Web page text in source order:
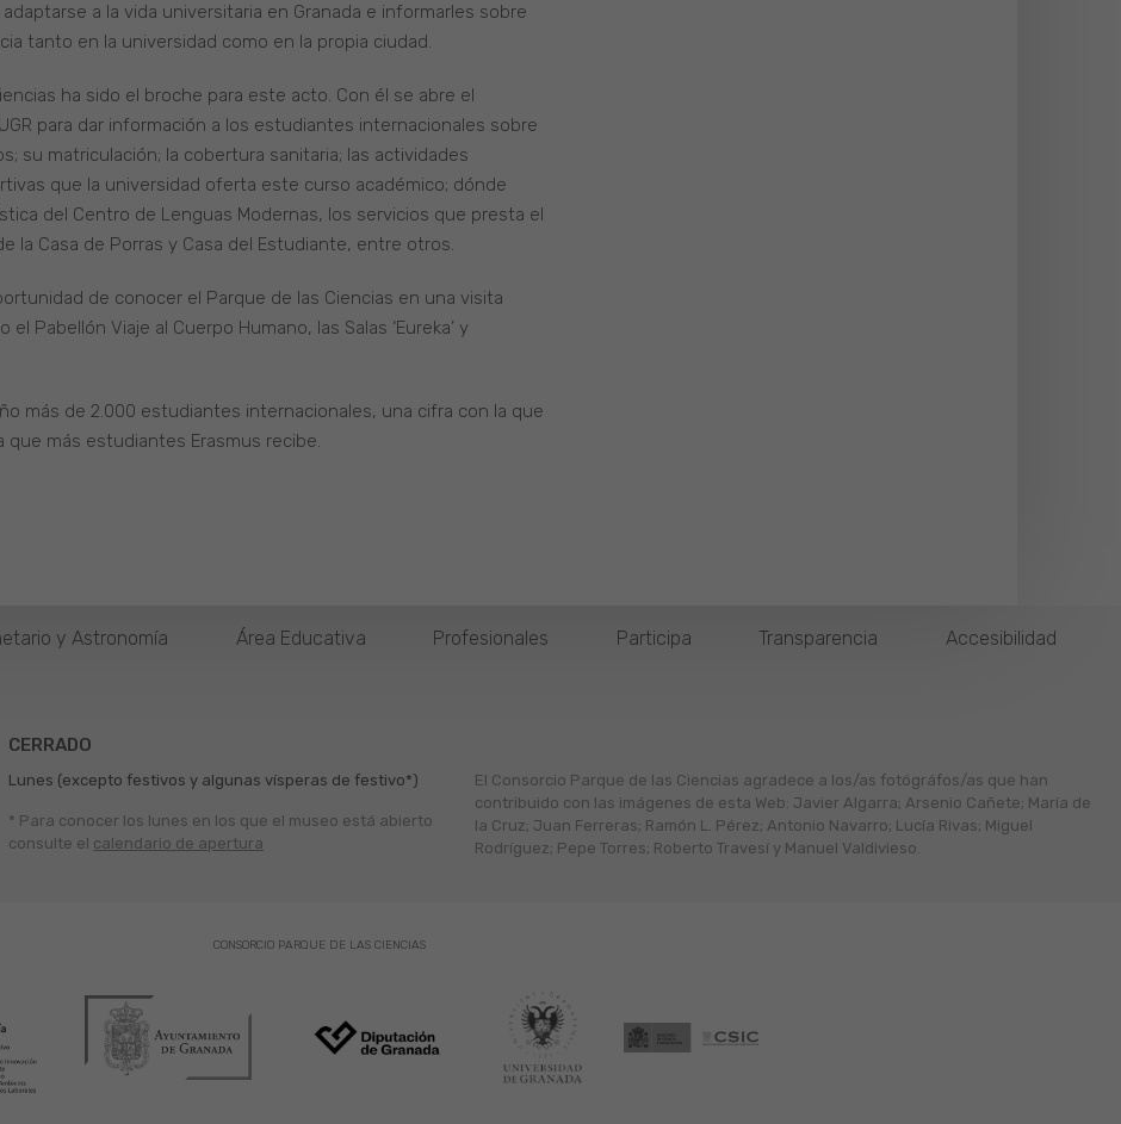
a la vida universitaria en Granada e informarles sobre
tanto en la universidad como en la propia ciudad.
ha sido el broche para este acto. Con él se abre el
para dar información a los estudiantes internacionales sobre
su matriculación; la cobertura sanitaria; las actividades
que la universidad oferta este curso académico; dónde
del Centro de Lenguas Modernas, los servicios que presta el
la Casa de Porras y Casa del Estudiante, entre otros.
de conocer el Parque de las Ciencias en una visita
Pabellón Viaje al Cuerpo Humano, las Salas ‘Eureka’ y
más de 2.000 estudiantes internacionales, una cifra con la que
más estudiantes Erasmus recibe.
y Astronomía Área Educativa Profesionales Participa Transparencia Accesibilidad
CERRADO
Lunes (excepto festivos y algunas vísperas de festivo*)
* Para conocer los lunes en los que el museo está abierto
consulte el calendario de apertura
El Consorcio Parque de las Ciencias agradece a los/as fotógráfos/as que han
contribuido con las imágenes de esta Web: Javier Algarra; Arsenio Cañete; María de
la Cruz; Juan Ferreras; Ramón L. Pérez; Antonio Navarro; Lucía Rivas; Miguel
Rodríguez; Pepe Torres; Roberto Travesí y Manuel Valdivieso.
CONSORCIO PARQUE DE LAS CIENCIAS